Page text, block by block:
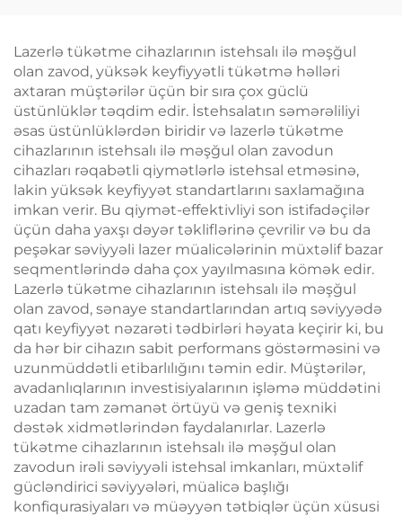
Davamlı, Təmasdan
Azad Kliniki İstifadə
üçün
Lazerlə tükətme cihazlarının istehsalı ilə məşğul
olan zavod, yüksək keyfiyyətli tükətmə həlləri
axtaran müştərilər üçün bir sıra çox güclü
üstünlüklər təqdim edir. İstehsalatın səmərəliliyi
əsas üstünlüklərdən biridir və lazerlə tükətme
cihazlarının istehsalı ilə məşğul olan zavodun
cihazları rəqabətli qiymətlərlə istehsal etməsinə,
lakin yüksək keyfiyyət standartlarını saxlamağına
imkan verir. Bu qiymət-effektivliyi son istifadəçilər
üçün daha yaxşı dəyər təkliflərinə çevrilir və bu da
peşəkar səviyyəli lazer müalicələrinin müxtəlif bazar
seqmentlərində daha çox yayılmasına kömək edir.
Lazerlə tükətme cihazlarının istehsalı ilə məşğul
olan zavod, sənaye standartlarından artıq səviyyədə
qatı keyfiyyət nəzarəti tədbirləri həyata keçirir ki, bu
da hər bir cihazın sabit performans göstərməsini və
uzunmüddətli etibarlılığını təmin edir. Müştərilər,
avadanlıqlarının investisiyalarının işləmə müddətini
uzadan tam zəmanət örtüyü və geniş texniki
dəstək xidmətlərindən faydalanırlar. Lazerlə
tükətme cihazlarının istehsalı ilə məşğul olan
zavodun irəli səviyyəli istehsal imkanları, müxtəlif
gücləndirici səviyyələri, müalicə başlığı
konfiqurasiyaları və müəyyən tətbiqlər üçün xüsusi